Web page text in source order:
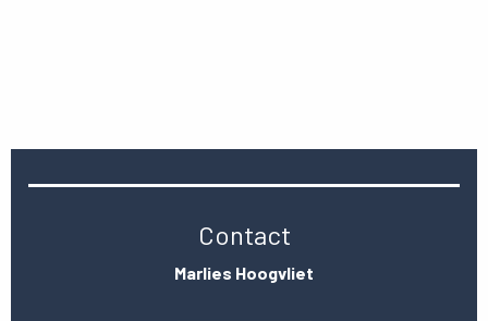
Contact
Marlies Hoogvliet